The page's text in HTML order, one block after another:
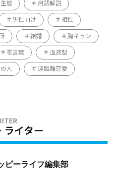
生態 用語解説
男性向け 相性
結婚 胸キュン
花言葉 血液型
人 遠距離恋愛
ライター
ピーライフ編集部